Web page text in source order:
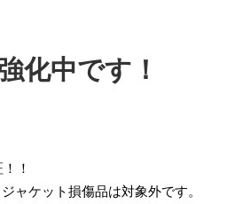
化中です！
！
ャケット損傷品は対象外です。